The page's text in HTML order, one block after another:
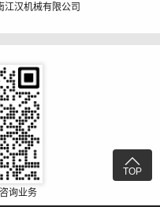

TOP
汉机械有限公司
询业务